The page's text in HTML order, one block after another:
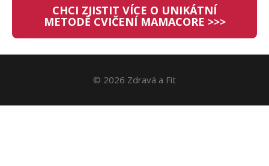
CHCI ZJISTIT VÍCE O UNIKÁTNÍ
METODĚ CVIČENÍ MAMACORE >>>
© 2026 Zdravá a Fit